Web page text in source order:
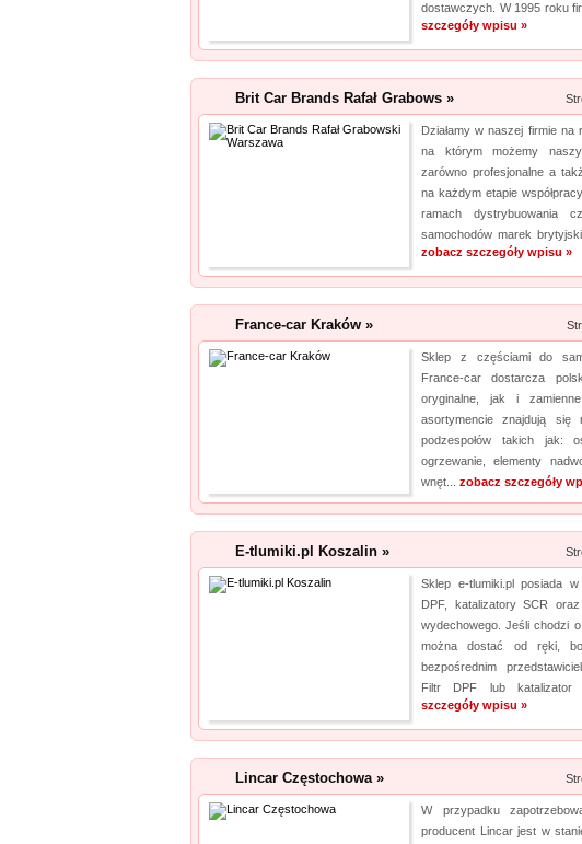
do pełnej
wdrażanych
Jesteśmy firmą
też serwis
chłodniczych.
Szukasz
Niezwłocznie
a jeżeli tym
znajdziesz.
dostawczych. W 1995 roku
szczegóły wpisu »
Brit Car Brands Rafał Grabows »
Działamy w naszej firmie na
na którym możemy
zarówno profesjonalne a
na każdym etapie
ramach dystrybuowania
samochodów marek
zobacz szczegóły wpisu »
France-car Kraków »
Sklep z częściami do
France-car dostarcza
oryginalne, jak i
asortymencie znajdują się
podzespołów takich jak:
ogrzewanie, elementy
wnęt... zobacz szczegóły
E-tlumiki.pl Koszalin »
Sklep e-tlumiki.pl posiada
DPF, katalizatory SCR
wydechowego. Jeśli chodzi
można dostać od ręki,
bezpośrednim
Filtr DPF lub
szczegóły wpisu »
Lincar Częstochowa »
W przypadku
producent Lincar jest w